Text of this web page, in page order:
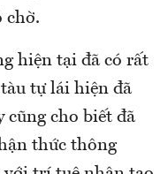
chờ.
hiện tại đã có rất
tự lái hiện đã
cũng cho biết đã
thức thông